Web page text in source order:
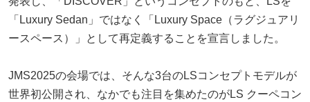
「Luxury Sedan」ではなく「Luxury Space（ラグジュアリ
ースペース）」として再定義することを宣言しました。
JMS2025の会場では、そんな3台のLSコンセプトモデルが
世界初公開され、なかでも注目を集めたのがLS クーペコン